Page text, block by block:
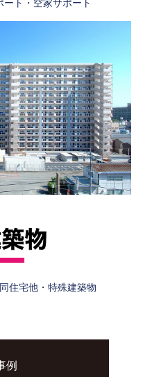
ート・空家サポート
住宅他・特殊建築物
例